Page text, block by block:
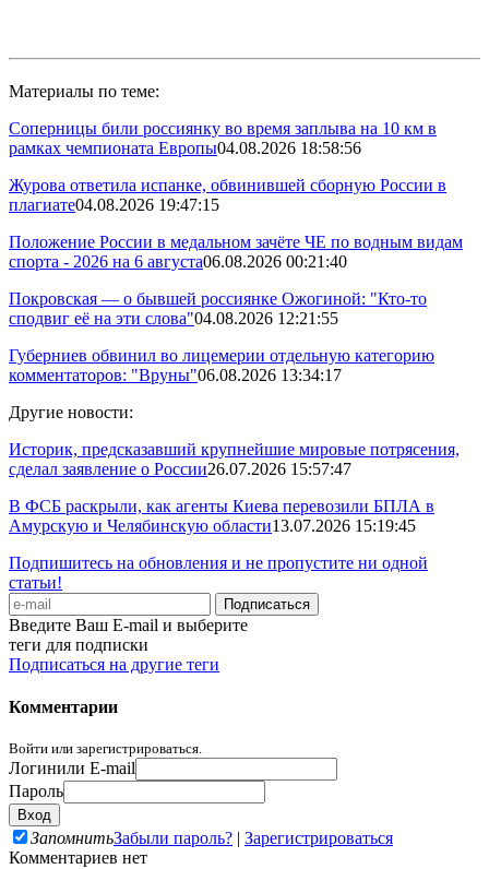
Материалы по теме:
Соперницы били россиянку во время заплыва на 10 км в
рамках чемпионата Европы04.08.2026 18:58:56
Журова ответила испанке, обвинившей сборную России в
плагиате04.08.2026 19:47:15
Положение России в медальном зачёте ЧЕ по водным видам
спорта - 2026 на 6 августа06.08.2026 00:21:40
Покровская — о бывшей россиянке Ожогиной: "Кто-то
сподвиг её на эти слова"04.08.2026 12:21:55
Губерниев обвинил во лицемерии отдельную категорию
комментаторов: "Вруны"06.08.2026 13:34:17
Другие новости:
Историк, предсказавший крупнейшие мировые потрясения,
сделал заявление о России26.07.2026 15:57:47
В ФСБ раскрыли, как агенты Киева перевозили БПЛА в
Амурскую и Челябинскую области13.07.2026 15:19:45
Подпишитесь на обновления и не пропустите ни одной
статьи!
Введите Ваш E-mail и выберите
теги для подписки
Подписаться на другие теги
Комментарии
Войти или зарегистрироваться.
Логинили E-mail
Пароль
ЗапомнитьЗабыли пароль? | Зарегистрироваться
Комментариев нет